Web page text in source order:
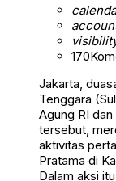
170
Jakarta,
Tenggara
Agung RI
tersebut,
aktivitas
Pratama di
Dalam aksi